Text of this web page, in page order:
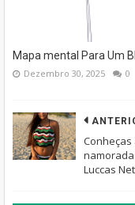
Mapa mental Para Um
Dezembro 30, 2025 0
Conheças
Luccas